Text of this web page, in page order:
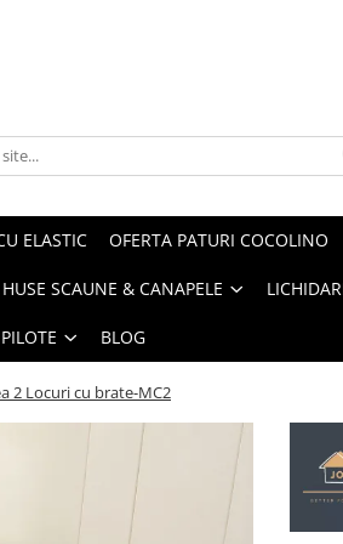
ELASTIC OFERTA PATURI COCOLINO
HUSE SCAUNE & CANAPELE
BLOG
2 Locuri cu brate-MC2